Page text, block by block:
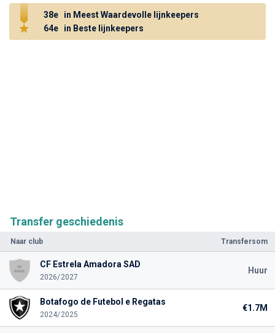
Transfer geschiedenis
Naar club Transfersom
CF Estrela Amadora SAD
2026/2027
Huur
Botafogo de Futebol e Regatas
2024/2025
€1.7M
38e
in Meest Waardevolle lijnkeepers
64e
in Beste lijnkeepers